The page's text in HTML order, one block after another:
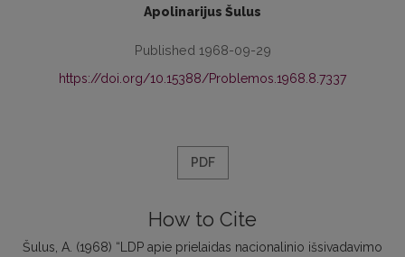
Apolinarijus Šulus
Published 1968-09-29
https://doi.org/10.15388/Problemos.1968.8.7337
PDF
How to Cite
Šulus, A. (1968) “LDP apie prielaidas nacionalinio išsivadavimo